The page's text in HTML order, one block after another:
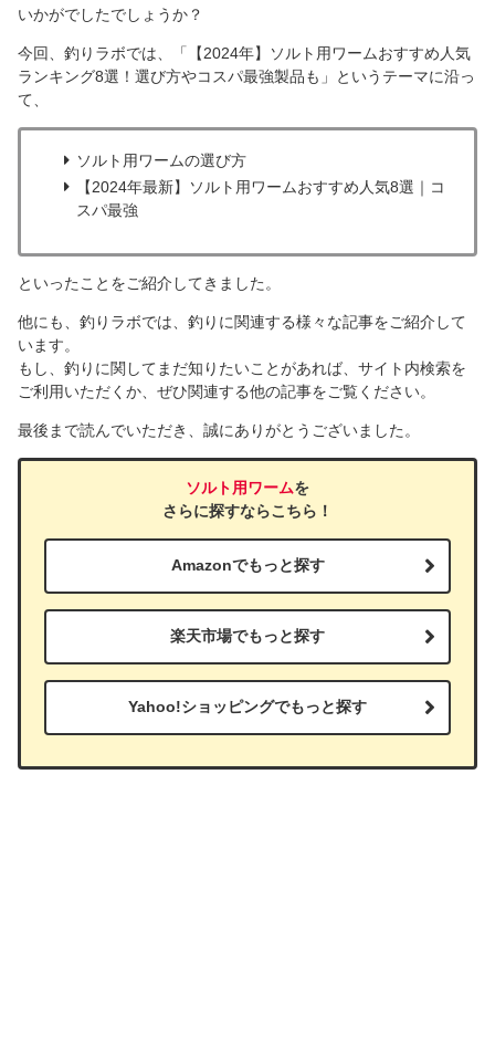
いかがでしたでしょうか？
今回、釣りラボでは、「【2024年】ソルト用ワームおすすめ人気
ランキング8選！選び方やコスパ最強製品も」というテーマに沿っ
て、
ソルト用ワームの選び方
【2024年最新】ソルト用ワームおすすめ人気8選｜コ
スパ最強
といったことをご紹介してきました。
他にも、釣りラボでは、釣りに関連する様々な記事をご紹介して
います。
もし、釣りに関してまだ知りたいことがあれば、サイト内検索を
ご利用いただくか、ぜひ関連する他の記事をご覧ください。
最後まで読んでいただき、誠にありがとうございました。
ソルト用ワームを
さらに探すならこちら！
Amazonでもっと探す
楽天市場でもっと探す
Yahoo!ショッピングでもっと探す